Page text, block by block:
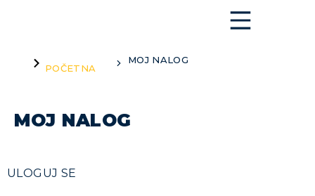
You are here:
POČETNA
MOJ NALOG
MOJ NALOG
ULOGUJ SE